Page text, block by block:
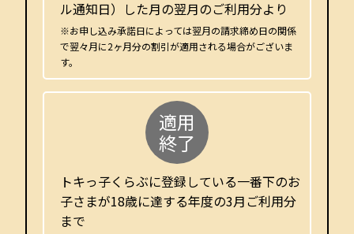
ル通知日）した月の翌月のご利用分より
※お申し込み承諾日によっては翌月の請求締め日の関係
で翌々月に2ヶ月分の割引が適用される場合がございま
す。
適用
終了
トキっ子くらぶに登録している一番下のお
子さまが18歳に達する年度の3月ご利用分
まで